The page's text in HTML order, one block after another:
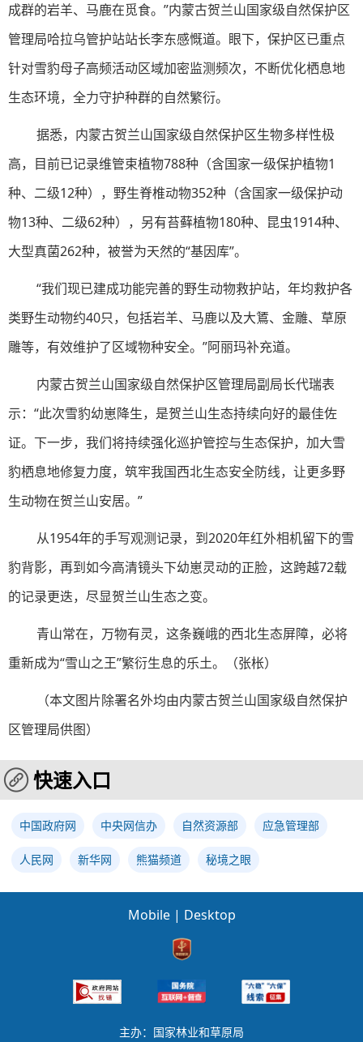
成群的岩羊、马鹿在觅食。”内蒙古贺兰山国家级自然保护区
管理局哈拉乌管护站站长李东感慨道。眼下，保护区已重点
针对雪豹母子高频活动区域加密监测频次，不断优化栖息地
生态环境，全力守护种群的自然繁衍。
据悉，内蒙古贺兰山国家级自然保护区生物多样性极
高，目前已记录维管束植物788种（含国家一级保护植物1
种、二级12种），野生脊椎动物352种（含国家一级保护动
物13种、二级62种），另有苔藓植物180种、昆虫1914种、
大型真菌262种，被誉为天然的“基因库”。
“我们现已建成功能完善的野生动物救护站，年均救护各
类野生动物约40只，包括岩羊、马鹿以及大鵟、金雕、草原
雕等，有效维护了区域物种安全。”阿丽玛补充道。
内蒙古贺兰山国家级自然保护区管理局副局长代瑞表
示：“此次雪豹幼崽降生，是贺兰山生态持续向好的最佳佐
证。下一步，我们将持续强化巡护管控与生态保护，加大雪
豹栖息地修复力度，筑牢我国西北生态安全防线，让更多野
生动物在贺兰山安居。”
从1954年的手写观测记录，到2020年红外相机留下的雪
豹背影，再到如今高清镜头下幼崽灵动的正脸，这跨越72载
的记录更迭，尽显贺兰山生态之变。
青山常在，万物有灵，这条巍峨的西北生态屏障，必将
重新成为“雪山之王”繁衍生息的乐土。
（张枨）
（本文图片除署名外均由内蒙古贺兰山国家级自然保护
区管理局供图）
快速入口
中国政府网 中央网信办 自然资源部 应急管理部
人民网 新华网 熊猫频道 秘境之眼
Mobile | Desktop
主办：国家林业和草原局